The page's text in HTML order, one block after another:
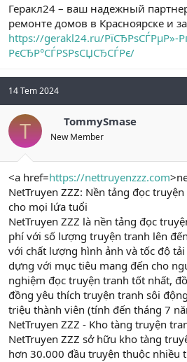
Геракл24 – ваш надежный
ремонте домов в Красноярске и
https://gerakl24.ru/РїСЂРѕСЃРµР»-
РєСЂР°СЃРЅРѕСЏСЂСЃРє/
14 Tem 2024
T TommySmase
New Member
<a href=https://nettruyenzzz.com
NetTruyen ZZZ: Nền tảng đọc
cho mọi lứa tuổi
NetTruyen ZZZ là nền tảng đọc
phí với số lượng truyện tranh lên
với chất lượng hình ảnh và tốc độ
dựng với mục tiêu mang đến cho
nghiệm đọc truyện tranh tốt nhất,
đồng yêu thích truyện tranh sôi
triệu thành viên (tính đến tháng 7
NetTruyen ZZZ - Kho tàng truyện
NetTruyen ZZZ sở hữu kho tàng
hơn 30.000 đầu truyện thuộc nhiều